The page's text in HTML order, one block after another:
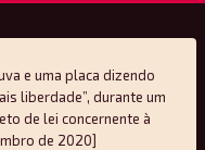
e uma placa dizendo
liberdade”, durante um
de lei concernente à
de 2020]